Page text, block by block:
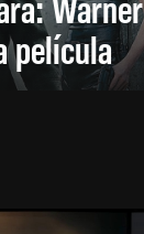
película